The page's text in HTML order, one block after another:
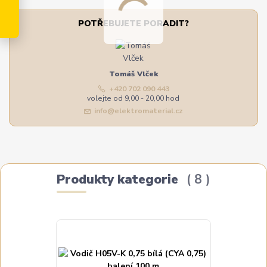
POTŘEBUJETE PORADIT?
Tomáš Vlček
+420 702 090 443
volejte od 9,00 - 20,00 hod
info@elektromaterial.cz
Produkty kategorie 8